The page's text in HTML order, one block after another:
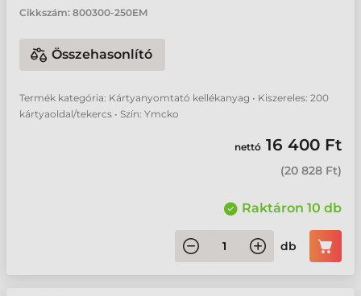
Cikkszám: 800300-250EM
Összehasonlító
Termék kategória: Kártyanyomtató kellékanyag • Kiszereles: 200
kártyaoldal/tekercs • Szín: Ymcko
nettó 16 400 Ft
(20 828 Ft)
Raktáron 10 db
db